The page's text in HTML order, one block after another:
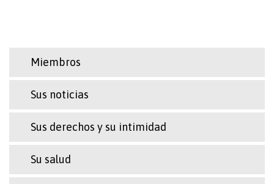
Miembros
Sus noticias
Sus derechos y su intimidad
Su salud